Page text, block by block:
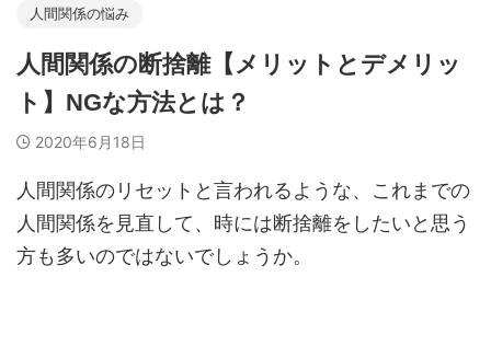
人間関係の悩み
人間関係の断捨離【メリットとデメリッ
ト】NGな方法とは？
2020年6月18日
人間関係のリセットと言われるような、これまでの
人間関係を見直して、時には断捨離をしたいと思う
方も多いのではないでしょうか。